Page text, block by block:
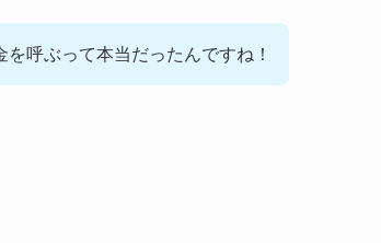
呼ぶって本当だったんですね！